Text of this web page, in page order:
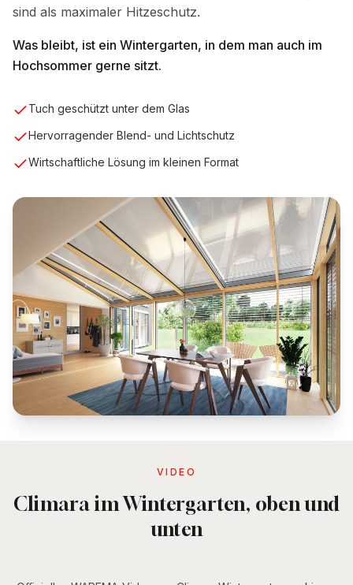
sind als maximaler Hitzeschutz.
Was bleibt, ist ein Wintergarten, in dem man auch im
Hochsommer gerne sitzt.
Tuch geschützt unter dem Glas
Hervorragender Blend- und Lichtschutz
Wirtschaftliche Lösung im kleinen Format
VIDEO
Climara im Wintergarten, oben und
unten
WAREMA Climara Wintergartenmarkisen